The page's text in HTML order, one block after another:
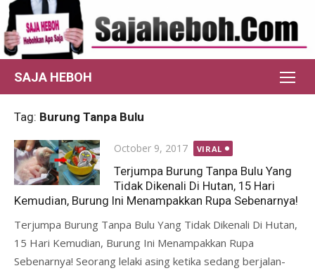
Skip
to
content
SAJA HEBOH
Tag: Burung Tanpa Bulu
Posted
on
October 9, 2017 VIRAL
Terjumpa Burung Tanpa Bulu Yang
Tidak Dikenali Di Hutan, 15 Hari
Kemudian, Burung Ini Menampakkan Rupa Sebenarnya!
Terjumpa Burung Tanpa Bulu Yang Tidak Dikenali Di Hutan,
15 Hari Kemudian, Burung Ini Menampakkan Rupa
Sebenarnya! Seorang lelaki asing ketika sedang berjalan-